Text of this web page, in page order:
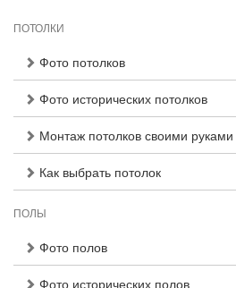
ПОТОЛКИ
Фото потолков
Фото исторических потолков
Монтаж потолков своими руками
Как выбрать потолок
ПОЛЫ
Фото полов
Фото исторических полов